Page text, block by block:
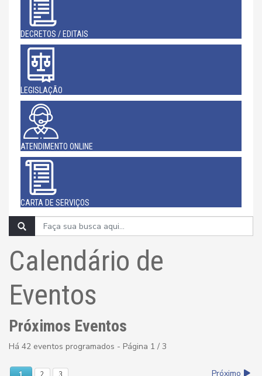
DECRETOS / EDITAIS
LEGISLAÇÃO
ATENDIMENTO ONLINE
CARTA DE SERVIÇOS
Calendário de
Eventos
Próximos Eventos
Há 42 eventos programados - Página 1 / 3
Próximo